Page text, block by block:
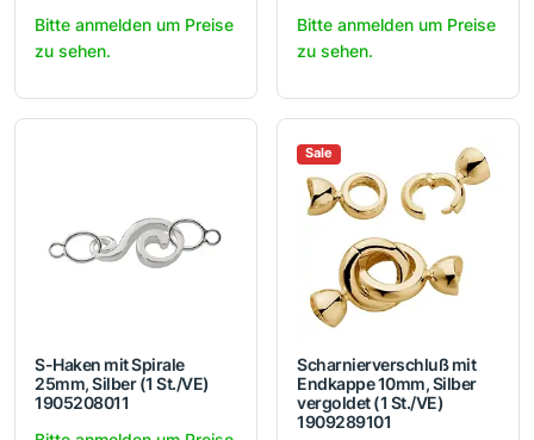
Bitte anmelden um Preise
zu sehen.
Bitte anmelden um Preise
zu sehen.
S-Haken mit Spirale
25mm, Silber (1 St./VE)
1905208011
Sale
Scharnierverschluß mit
Endkappe 10mm, Silber
vergoldet (1 St./VE)
1909289101